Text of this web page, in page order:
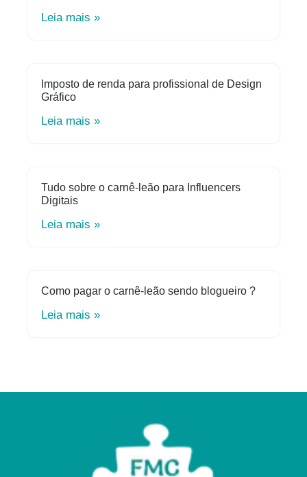
Leia mais »
Imposto de renda para profissional de Design
Gráfico
Leia mais »
Tudo sobre o carnê-leão para Influencers
Digitais
Leia mais »
Como pagar o carnê-leão sendo blogueiro ?
Leia mais »